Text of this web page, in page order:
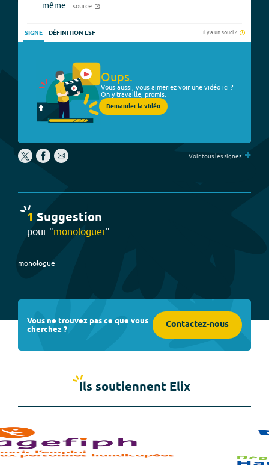
même.
source
SIGNE DÉFINITION LSF Il y a un souci ?
Oups.
Vous aussi, vous aimeriez voir une vidéo ici ?
On y travaille, promis.
Demander la vidéo
Voir tous les signes +
1 Suggestion
pour "monologuer"
monologue
Vous ne trouvez pas ce que vous
cherchez ? Contactez-nous
Ils soutiennent Elix